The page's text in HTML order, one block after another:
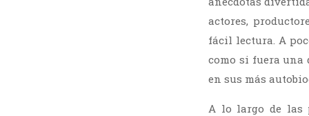
actores,
fácil lectura. A
como si fuera una
en sus más
A lo largo de las